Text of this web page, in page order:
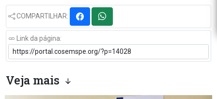
COMPARTILHAR:
Link da página:
Veja mais